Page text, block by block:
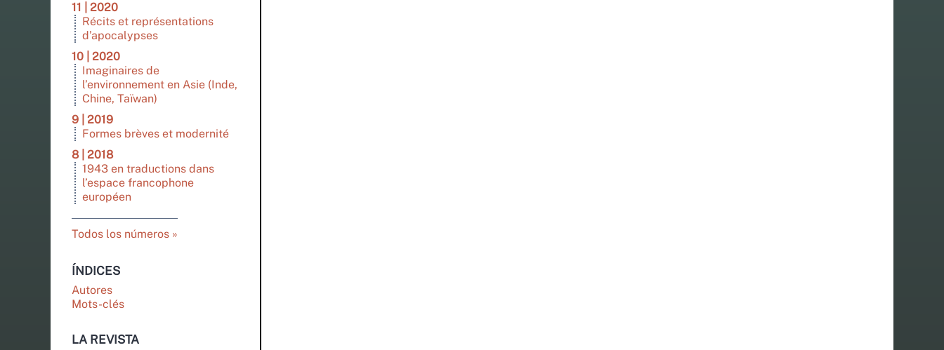
11 | 2020
Récits et représentations
d’apocalypses
10 | 2020
Imaginaires de
l’environnement en Asie (Inde,
Chine, Taïwan)
9 | 2019
Formes brèves et modernité
8 | 2018
1943 en traductions dans
l’espace francophone
européen
Todos los números
ÍNDICES
Autores
Mots-clés
LA REVISTA